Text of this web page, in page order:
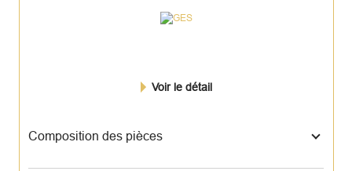
Voir le détail
Composition des pièces